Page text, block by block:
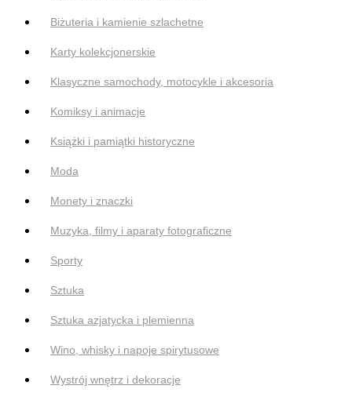
Biżuteria i kamienie szlachetne
Karty kolekcjonerskie
Klasyczne samochody, motocykle i akcesoria
Komiksy i animacje
Książki i pamiątki historyczne
Moda
Monety i znaczki
Muzyka, filmy i aparaty fotograficzne
Sporty
Sztuka
Sztuka azjatycka i plemienna
Wino, whisky i napoje spirytusowe
Wystrój wnętrz i dekoracje